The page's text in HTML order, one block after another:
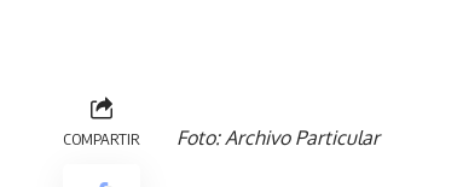
COMPARTIR Foto: Archivo Particular